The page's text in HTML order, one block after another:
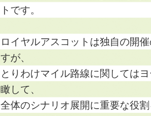
トです。
ロイヤルアスコットは独自の開
すが、
とりわけマイル路線に関しては
瞰して、
全体のシナリオ展開に重要な役